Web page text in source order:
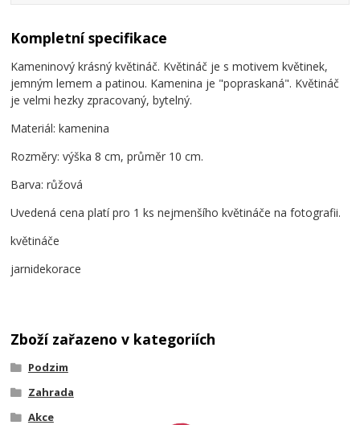
Kompletní specifikace
Kameninový krásný květináč. Květináč je s motivem květinek,
jemným lemem a patinou. Kamenina je "popraskaná". Květináč
je velmi hezky zpracovaný, bytelný.
Materiál: kamenina
Rozměry: výška 8 cm, průměr 10 cm.
Barva: růžová
Uvedená cena platí pro 1 ks nejmenšího květináče na fotografii.
květináče
jarnidekorace
Zboží zařazeno v kategoriích
Podzim
Zahrada
Akce